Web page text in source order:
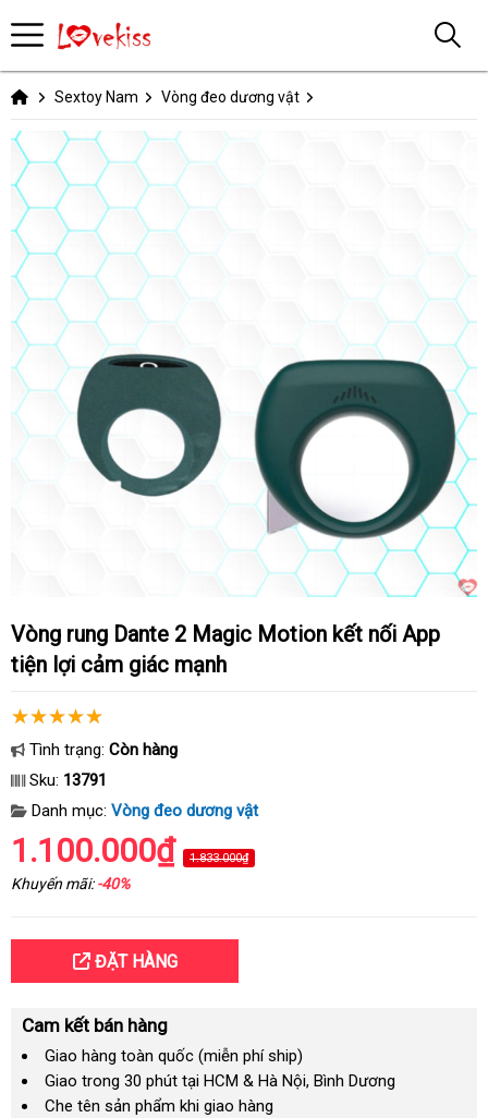
Sextoy Nam Vòng đeo dương vật
Vòng rung Dante 2 Magic Motion kết nối App
tiện lợi cảm giác mạnh
Tình trạng: Còn hàng
Sku: 13791
Danh mục: Vòng đeo dương vật
1.100.000₫ 1.833.000₫
Khuyến mãi:-40%
ĐẶT HÀNG
Cam kết bán hàng
Giao hàng toàn quốc (miễn phí ship)
Giao trong 30 phút tại HCM & Hà Nội, Bình Dương
Che tên sản phẩm khi giao hàng